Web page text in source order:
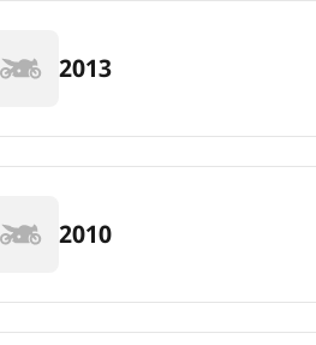
2013
2010